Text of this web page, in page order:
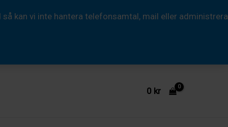
kan vi inte hantera telefonsamtal, mail eller administrera
0 kr
Subli